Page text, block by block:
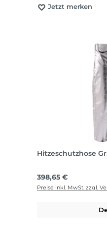
Jetzt merken
Hitzeschutzhose
Regulärer Preis:
398,65 €
Preise inkl. MwSt. zzgl.